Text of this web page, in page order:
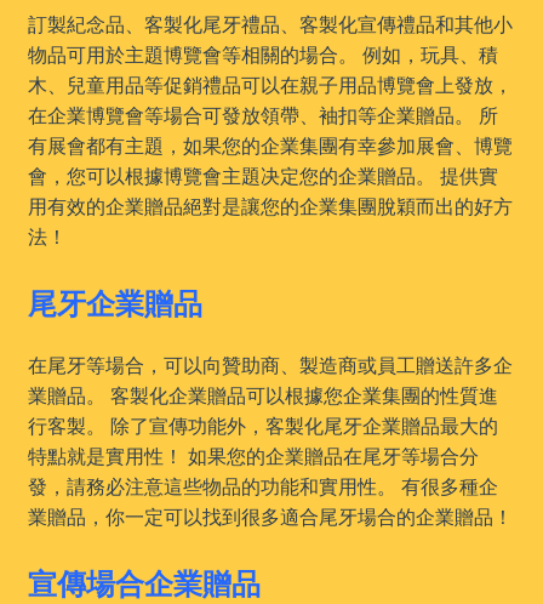
訂製紀念品、客製化尾牙禮品、客製化宣傳禮品和其他小
物品可用於主題博覽會等相關的場合。 例如，玩具、積
木、兒童用品等促銷禮品可以在親子用品博覽會上發放，
在企業博覽會等場合可發放領帶、袖扣等企業贈品。 所
有展會都有主題，如果您的企業集團有幸參加展會、博覽
會，您可以根據博覽會主題决定您的企業贈品。 提供實
用有效的企業贈品絕對是讓您的企業集團脫穎而出的好方
法！
尾牙企業贈品
在尾牙等場合，可以向贊助商、製造商或員工贈送許多企
業贈品。 客製化企業贈品可以根據您企業集團的性質進
行客製。 除了宣傳功能外，客製化尾牙企業贈品最大的
特點就是實用性！ 如果您的企業贈品在尾牙等場合分
發，請務必注意這些物品的功能和實用性。 有很多種企
業贈品，你一定可以找到很多適合尾牙場合的企業贈品！
宣傳場合企業贈品